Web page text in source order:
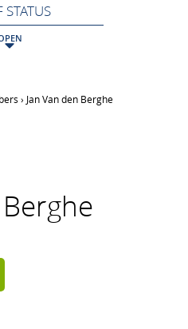
STATUS
› Jan Van den Berghe